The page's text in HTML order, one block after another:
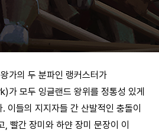
가의 두 분파인 랭커스터가
모두 잉글랜드 왕위를 정통성 있게
이들의 지지자들 간 산발적인 충돌이
빨간 장미와 하얀 장미 문장이 이